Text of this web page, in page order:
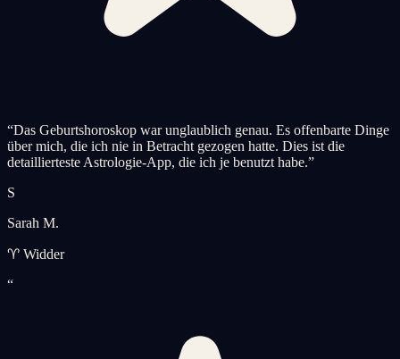
“Das Geburtshoroskop war unglaublich genau. Es offenbarte Dinge
über mich, die ich nie in Betracht gezogen hatte. Dies ist die
detaillierteste Astrologie-App, die ich je benutzt habe.”
S
Sarah M.
♈ Widder
“